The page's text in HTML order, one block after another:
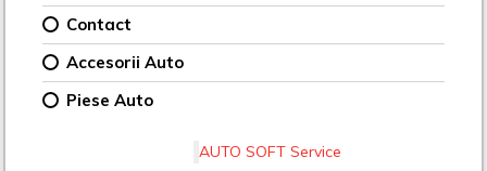
Contact
Accesorii Auto
Piese Auto
AUTO SOFT Service